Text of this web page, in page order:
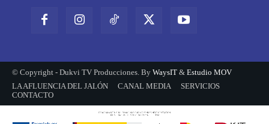
© Copyright - Dukvi TV Producciones. By WaysIT & Estudio MOV
LA AFLUENCIA DEL JALÓN
CANAL MEDIA
SERVICIOS
CONTACTO